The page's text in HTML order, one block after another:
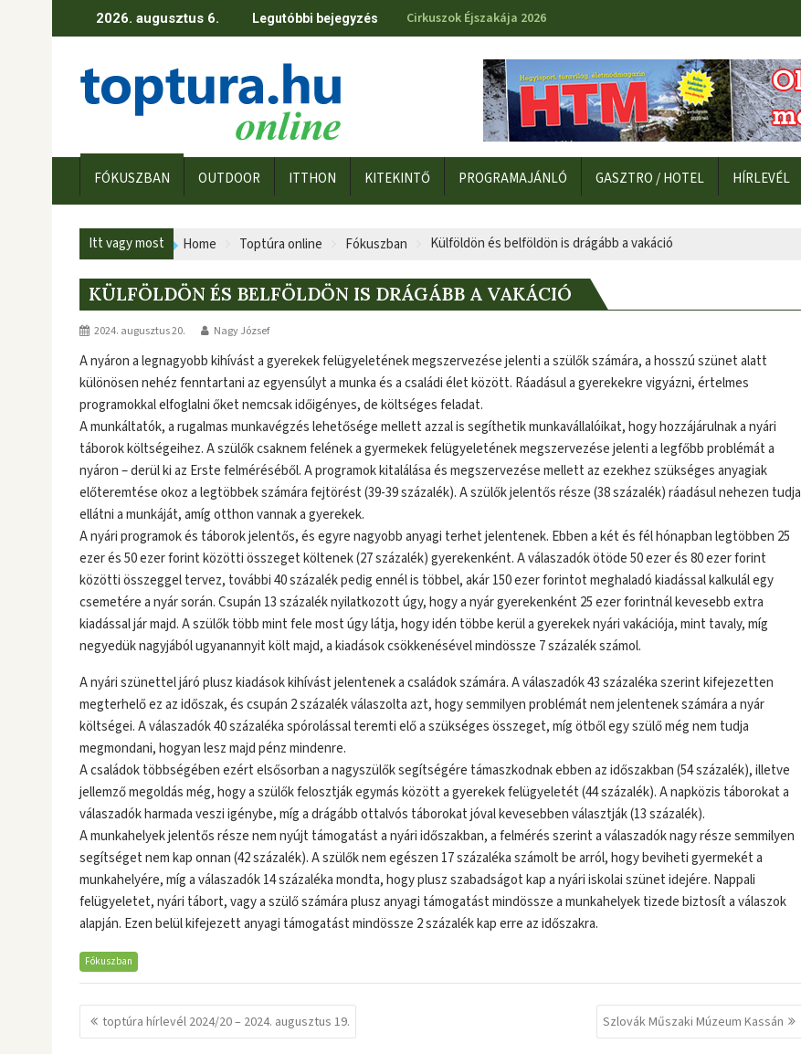
2026. augusztus 6. Legutóbbi bejegyzés Cirkuszok Éjszakája 2026
FÓKUSZBAN OUTDOOR ITTHON KITEKINTŐ PROGRAMAJÁNLÓ GASZTRO / HOTEL HÍRLEVÉL
Itt vagy most Home Toptúra online Fókuszban Külföldön és belföldön is drágább a vakáció
KÜLFÖLDÖN ÉS BELFÖLDÖN IS DRÁGÁBB A VAKÁCIÓ
2024. augusztus 20. Nagy József
A nyáron a legnagyobb kihívást a gyerekek felügyeletének megszervezése jelenti a szülők számára, a hosszú szünet alatt
különösen nehéz fenntartani az egyensúlyt a munka és a családi élet között. Ráadásul a gyerekekre vigyázni, értelmes
programokkal elfoglalni őket nemcsak időigényes, de költséges feladat.
A munkáltatók, a rugalmas munkavégzés lehetősége mellett azzal is segíthetik munkavállalóikat, hogy hozzájárulnak a nyári
táborok költségeihez. A szülők csaknem felének a gyermekek felügyeletének megszervezése jelenti a legfőbb problémát a
nyáron – derül ki az Erste felméréséből. A programok kitalálása és megszervezése mellett az ezekhez szükséges anyagiak
előteremtése okoz a legtöbbek számára fejtörést (39-39 százalék). A szülők jelentős része (38 százalék) ráadásul nehezen tudja
ellátni a munkáját, amíg otthon vannak a gyerekek.
A nyári programok és táborok jelentős, és egyre nagyobb anyagi terhet jelentenek. Ebben a két és fél hónapban legtöbben 25
ezer és 50 ezer forint közötti összeget költenek (27 százalék) gyerekenként. A válaszadók ötöde 50 ezer és 80 ezer forint
közötti összeggel tervez, további 40 százalék pedig ennél is többel, akár 150 ezer forintot meghaladó kiadással kalkulál egy
csemetére a nyár során. Csupán 13 százalék nyilatkozott úgy, hogy a nyár gyerekenként 25 ezer forintnál kevesebb extra
kiadással jár majd. A szülők több mint fele most úgy látja, hogy idén többe kerül a gyerekek nyári vakációja, mint tavaly, míg
negyedük nagyjából ugyanannyit költ majd, a kiadások csökkenésével mindössze 7 százalék számol.
A nyári szünettel járó plusz kiadások kihívást jelentenek a családok számára. A válaszadók 43 százaléka szerint kifejezetten
megterhelő ez az időszak, és csupán 2 százalék válaszolta azt, hogy semmilyen problémát nem jelentenek számára a nyár
költségei. A válaszadók 40 százaléka spórolással teremti elő a szükséges összeget, míg ötből egy szülő még nem tudja
megmondani, hogyan lesz majd pénz mindenre.
A családok többségében ezért elsősorban a nagyszülők segítségére támaszkodnak ebben az időszakban (54 százalék), illetve
jellemző megoldás még, hogy a szülők felosztják egymás között a gyerekek felügyeletét (44 százalék). A napközis táborokat a
válaszadók harmada veszi igénybe, míg a drágább ottalvós táborokat jóval kevesebben választják (13 százalék).
A munkahelyek jelentős része nem nyújt támogatást a nyári időszakban, a felmérés szerint a válaszadók nagy része semmilyen
segítséget nem kap onnan (42 százalék). A szülők nem egészen 17 százaléka számolt be arról, hogy beviheti gyermekét a
munkahelyére, míg a válaszadók 14 százaléka mondta, hogy plusz szabadságot kap a nyári iskolai szünet idejére. Nappali
felügyeletet, nyári tábort, vagy a szülő számára plusz anyagi támogatást mindössze a munkahelyek tizede biztosít a válaszok
alapján. Ezen belül kifejezett anyagi támogatást mindössze 2 százalék kap erre az időszakra.
Fókuszban
Bejegyzés
navigáció
toptúra hírlevél 2024/20 – 2024. augusztus 19. Szlovák Műszaki Múzeum Kassán